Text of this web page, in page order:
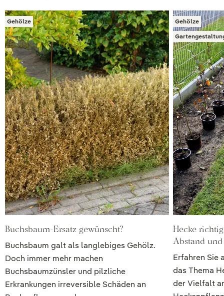
Gehölze
Buchsbaum-Ersatz gewünscht?
Buchsbaum galt als langlebiges Gehölz.
Doch immer mehr machen
Buchsbaumzünsler und pilzliche
Erkrankungen irreversible Schäden an
Gehölze
Hecke
Abstand
Erfahren Sie
das Thema
der Vielfalt